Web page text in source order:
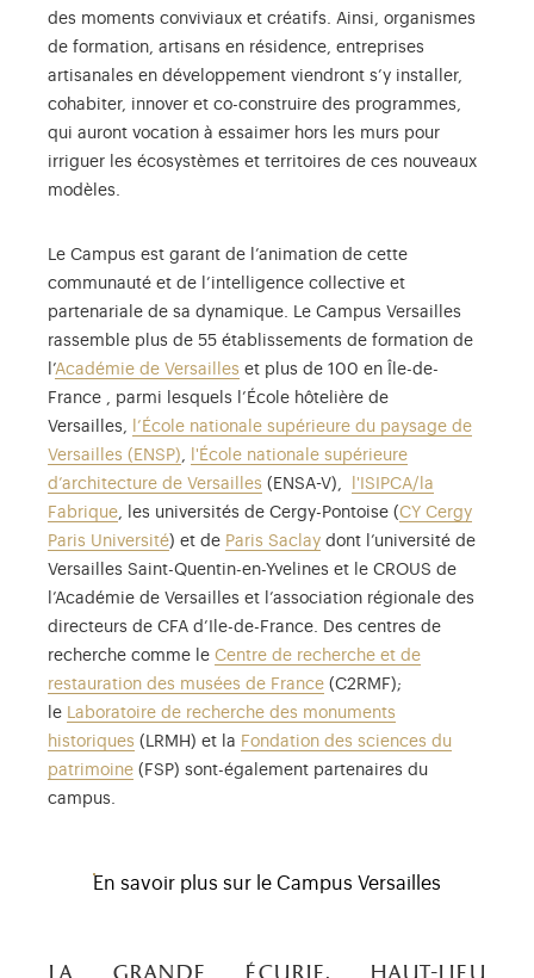
des moments conviviaux et créatifs. Ainsi, organismes
de formation, artisans en résidence, entreprises
artisanales en développement viendront s’y installer,
cohabiter, innover et co-construire des programmes,
qui auront vocation à essaimer hors les murs pour
irriguer les écosystèmes et territoires de ces nouveaux
modèles.
Le Campus est garant de l’animation de cette
communauté et de l’intelligence collective et
partenariale de sa dynamique. Le Campus Versailles
rassemble plus de 55 établissements de formation de
l’Académie de Versailles et plus de 100 en Île-de-
France , parmi lesquels l’École hôtelière de
Versailles,
l’École nationale supérieure du paysage de
Versailles (ENSP),
l'École nationale supérieure
d’architecture de Versailles (ENSA-V),
l'ISIPCA/la
Fabrique, les universités de Cergy-Pontoise (CY Cergy
Paris Université) et de Paris Saclay dont l’université de
Versailles Saint-Quentin-en-Yvelines et le CROUS de
l’Académie de Versailles et l’association régionale des
directeurs de CFA d’Ile-de-France. Des centres de
recherche comme le Centre de recherche et de
restauration des musées de France (C2RMF);
le Laboratoire de recherche des monuments
historiques (LRMH) et la Fondation des sciences du
patrimoine (FSP) sont-également partenaires du
campus.
En savoir plus sur le Campus Versailles